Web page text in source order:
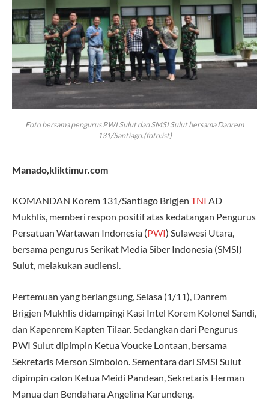
Foto bersama pengurus PWI Sulut dan SMSI Sulut bersama Danrem
131/Santiago.(foto:ist)
Manado,kliktimur.com
KOMANDAN Korem 131/Santiago Brigjen TNI AD
Mukhlis, memberi respon positif atas kedatangan Pengurus
Persatuan Wartawan Indonesia (PWI) Sulawesi Utara,
bersama pengurus Serikat Media Siber Indonesia (SMSI)
Sulut, melakukan audiensi.
Pertemuan yang berlangsung, Selasa (1/11), Danrem
Brigjen Mukhlis didampingi Kasi Intel Korem Kolonel Sandi,
dan Kapenrem Kapten Tilaar. Sedangkan dari Pengurus
PWI Sulut dipimpin Ketua Voucke Lontaan, bersama
Sekretaris Merson Simbolon. Sementara dari SMSI Sulut
dipimpin calon Ketua Meidi Pandean, Sekretaris Herman
Manua dan Bendahara Angelina Karundeng.